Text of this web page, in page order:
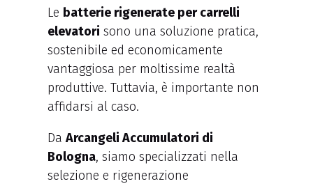
Le batterie rigenerate per carrelli
elevatori sono una soluzione pratica,
sostenibile ed economicamente
vantaggiosa per moltissime realtà
produttive. Tuttavia, è importante non
affidarsi al caso.
Da Arcangeli Accumulatori di
Bologna, siamo specializzati nella
selezione e rigenerazione